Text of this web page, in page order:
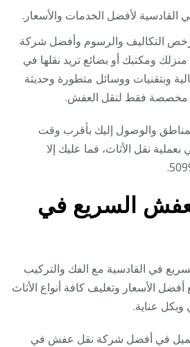
لأفضل الخدمات والأسعار.
التكاليف والرسوم وأفضل شركة
ومكتبك أو بضائع تريد نقلها في
وبتقنيات ووسائل متطورة وحديثة
مخصصة فقط لنقل العفش.
والوصول إليك بأقرب وقت
نقل الأثاث، فما عليك إلا
السريع في
في القادسية مع الفك والتركيب
الأسعار وتغليف كافة أنواع الأثاث
وبكل عناية.
في أفضل شركة نقل عفش في